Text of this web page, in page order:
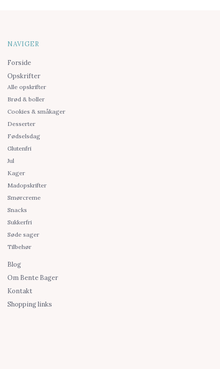
NAVIGER
Forside
Opskrifter
Alle opskrifter
Brød & boller
Cookies & småkager
Desserter
Fødselsdag
Glutenfri
Jul
Kager
Madopskrifter
Smørcreme
Snacks
Sukkerfri
Søde sager
Tilbehør
Blog
Om Bente Bager
Kontakt
Shopping links